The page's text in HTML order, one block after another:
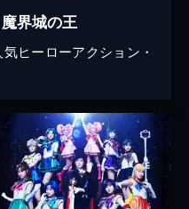
界城の王
ヒーローアクション・